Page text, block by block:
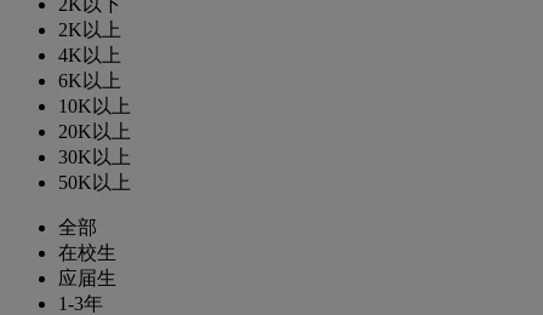
2K以上
4K以上
6K以上
10K以上
20K以上
30K以上
50K以上
全部
在校生
应届生
1-3年